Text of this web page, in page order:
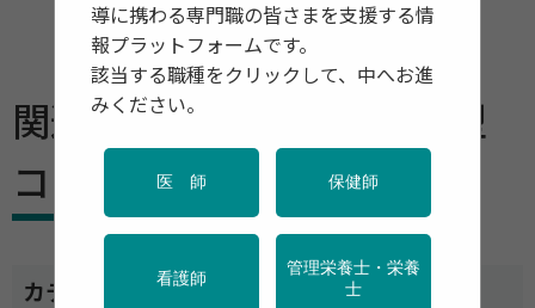
関連資料・リリース ー 新型
コロナ
カテゴリ一覧
導に携わる専門職の皆さまを支援する情
報プラットフォームです。
該当する職種をクリックして、中へお進
みください。
医 師 保健師
看護師
管理栄養士・栄養
士